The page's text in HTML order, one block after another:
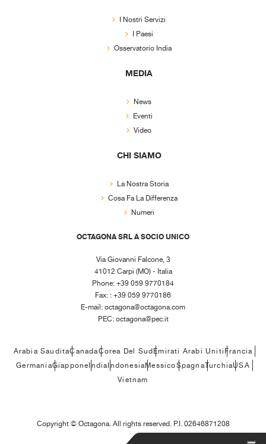
I Nostri Servizi
I Paesi
Osservatorio India
MEDIA
News
Eventi
Video
CHI SIAMO
La Nostra Storia
Cosa Fa La Differenza
Numeri
OCTAGONA SRL A SOCIO UNICO
Via Giovanni Falcone, 3
41012 Carpi (MO) - Italia
Phone: +39 059 9770184
Fax: : +39 059 9770186
E-mail:octagona@octagona.com
PEC:octagona@pec.it
Arabia SauditaCanadaCorea Del SudEmirati Arabi UnitiFrancia
GermaniaGiapponeIndiaIndonesiaMessicoSpagnaTurchiaUSA
Vietnam
Copyright ©Octagona. All rights reserved. P.I. 02646871208